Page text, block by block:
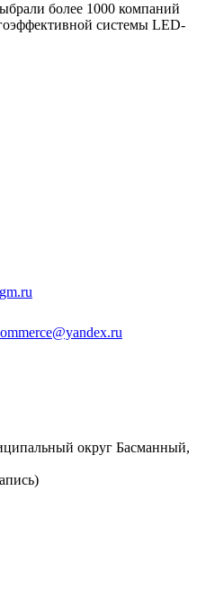
более 1000 компаний
системы LED-
округ Басманный,